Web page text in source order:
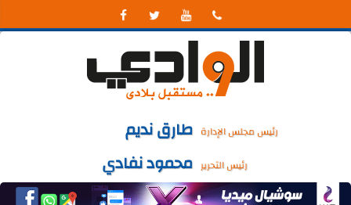
   
رئيس مجلس الإدارة طارق نديم
رئيس التحرير محمود نفادي